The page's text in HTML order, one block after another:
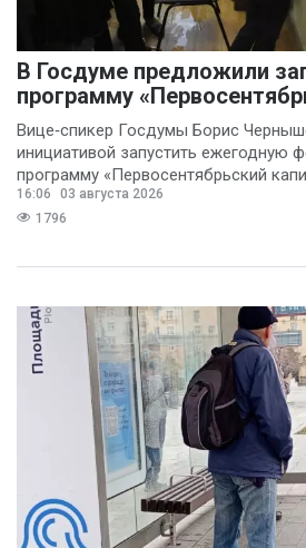
В Госдуме предложили
программу
Вице‑спикер Госдумы Борис
инициативой запустить ежегодную
программу «Первосентябрьский
предполагает
16:06
03 августа 2026
1796